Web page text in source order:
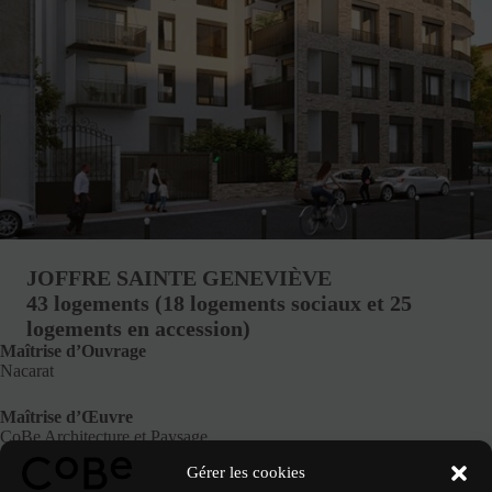
Gérer les cookies
JOFFRE SAINTE GENEVIÈVE
43 logements (18 logements sociaux et 25
logements en accession)
Maîtrise d’Ouvrage
Nacarat
Maîtrise d’Œuvre
CoBe Architecture et Paysage